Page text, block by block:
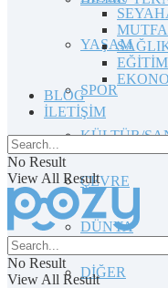
YAŞAM
SPOR
KÜLTÜR/
ÇEVRE
DÜNYA
DİĞER
EĞİTİM
BLOG
İLETİŞİM
No Result
View All Result
No Result
View All Result